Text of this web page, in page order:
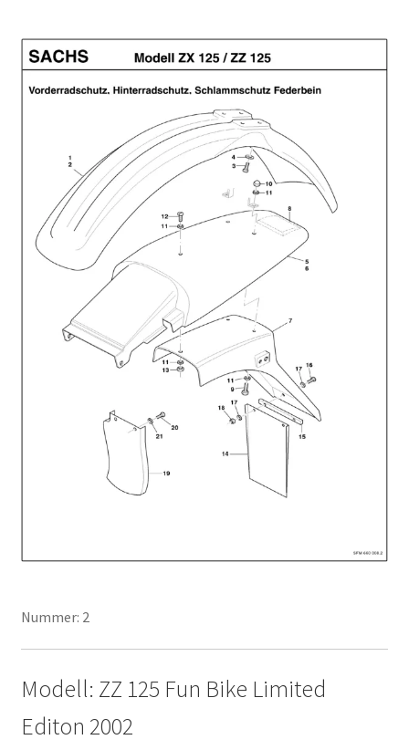
Nummer: 2
Modell: ZZ 125 Fun Bike Limited
Editon 2002